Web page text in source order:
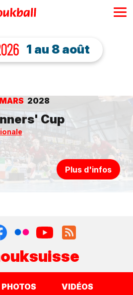
1 au 8 août
MARS 2028
Cup
Plus d'infos
PHOTOS
VIDÉOS